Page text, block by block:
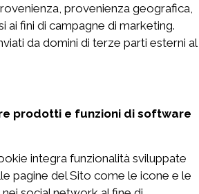
provenienza geografica,
ai fini di campagne di marketing.
da domini di terze parti esterni al
prodotti e funzioni di software
integra funzionalità sviluppate
pagine del Sito come le icone e le